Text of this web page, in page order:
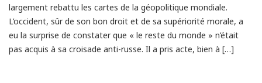
largement rebattu les cartes de la géopolitique mondiale.
L’occident, sûr de son bon droit et de sa supériorité morale, a
eu la surprise de constater que « le reste du monde » n’était
pas acquis à sa croisade anti-russe. Il a pris acte, bien à […]